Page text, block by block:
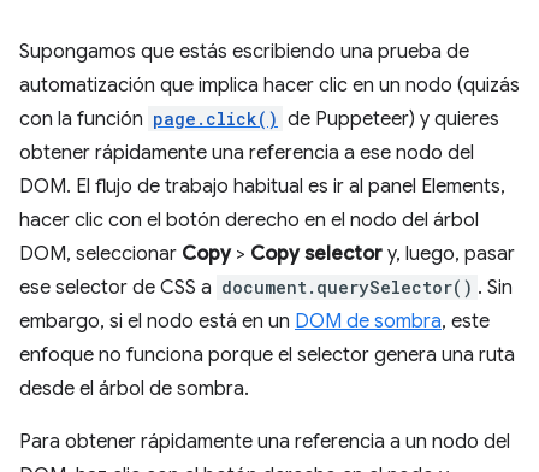
Supongamos que estás escribiendo una prueba de
automatización que implica hacer clic en un nodo (quizás
con la función page.click() de Puppeteer) y quieres
obtener rápidamente una referencia a ese nodo del
DOM. El flujo de trabajo habitual es ir al panel Elements,
hacer clic con el botón derecho en el nodo del árbol
DOM, seleccionar Copy> Copy selector y, luego, pasar
ese selector de CSS a document.querySelector() . Sin
embargo, si el nodo está en un DOM de sombra, este
enfoque no funciona porque el selector genera una ruta
desde el árbol de sombra.
Para obtener rápidamente una referencia a un nodo del